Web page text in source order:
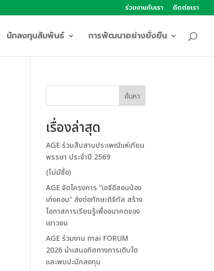
ร่วมงานกับเรา ติดต่อเรา
นักลงทุนสัมพันธ์ การพัฒนาอย่างยั่งยืน
ค้นหา
เรื่องล่าสุด
AGE ร่วมสืบสานประเพณีแห่เทียน
พรรษา ประจำปี 2569
(ไม่มีชื่อ)
AGE จัดโครงการ “เอจีอีสอนน้อง
เก่งคอม” ส่งต่อทักษะดิจิทัล สร้าง
โอกาสการเรียนรู้เพื่ออนาคตของ
เยาวชน
AGE ร่วมงาน mai FORUM
2026 นำเสนอทิศทางการเติบโต
และพบปะนักลงทุน